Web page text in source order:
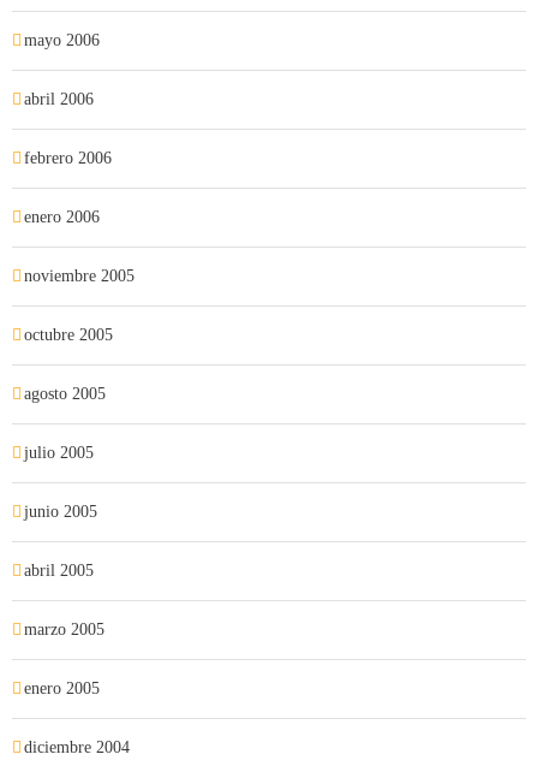
mayo 2006
abril 2006
febrero 2006
enero 2006
noviembre 2005
octubre 2005
agosto 2005
julio 2005
junio 2005
abril 2005
marzo 2005
enero 2005
diciembre 2004